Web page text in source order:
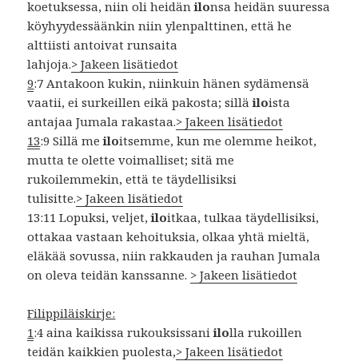
koetuksessa, niin oli heidänilonsa heidän suuressa
köyhyydessäänkin niin ylenpalttinen, että he
alttiisti antoivat runsaita
lahjoja.> Jakeen lisätiedot
9:7 Antakoon kukin, niinkuin hänen sydämensä
vaatii, ei surkeillen eikä pakosta; silläiloista
antajaa Jumala rakastaa.> Jakeen lisätiedot
13:9 Sillä meiloitsemme, kun me olemme heikot,
mutta te olette voimalliset; sitä me
rukoilemmekin, että te täydellisiksi
tulisitte.> Jakeen lisätiedot
13:11 Lopuksi, veljet,iloitkaa, tulkaa täydellisiksi,
ottakaa vastaan kehoituksia, olkaa yhtä mieltä,
eläkää sovussa, niin rakkauden ja rauhan Jumala
on oleva teidän kanssanne. > Jakeen lisätiedot
Filippiläiskirje:
1:4 aina kaikissa rukouksissaniilolla rukoillen
teidän kaikkien puolesta,> Jakeen lisätiedot